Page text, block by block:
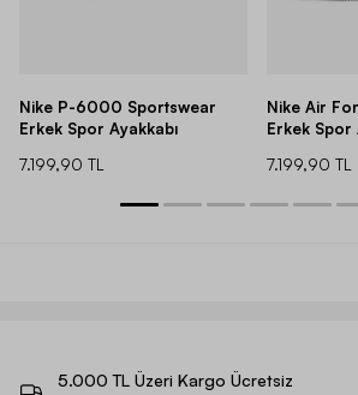
Nike P-6000 Sportswear
Erkek Spor Ayakkabı
7.199,90 TL
Nike Air
Erkek Spor
7.199,90 TL
5.000 TL Üzeri Kargo Ücretsiz